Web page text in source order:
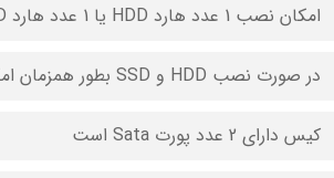
امکان نصب 1 عدد هارد HDD یا 1 عدد هارد SSD
در صورت نصب HDD و SSD بطور همزمان امکان استفاده از DVD نمی باشد
کیس دارای 2 عدد پورت Sata است